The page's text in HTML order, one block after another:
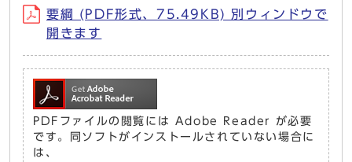
要綱 (PDF形式、75.49KB) 別ウィンドウで
開きます
PDFファイルの閲覧には Adobe Reader が必要
です。同ソフトがインストールされていない場合に
は、